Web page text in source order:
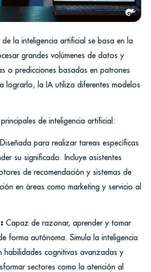
de la inteligencia artificial se basa en la
grandes volúmenes de datos y
o predicciones basadas en patrones
lograrlo, la IA utiliza diferentes modelos
de inteligencia artificial:
Diseñada para realizar tareas específicas
su significado. Incluye asistentes
de recomendación y sistemas de
en áreas como marketing y servicio al
Capaz de razonar, aprender y tomar
forma autónoma. Simula la inteligencia
habilidades cognitivas avanzadas y
sectores como la atención al